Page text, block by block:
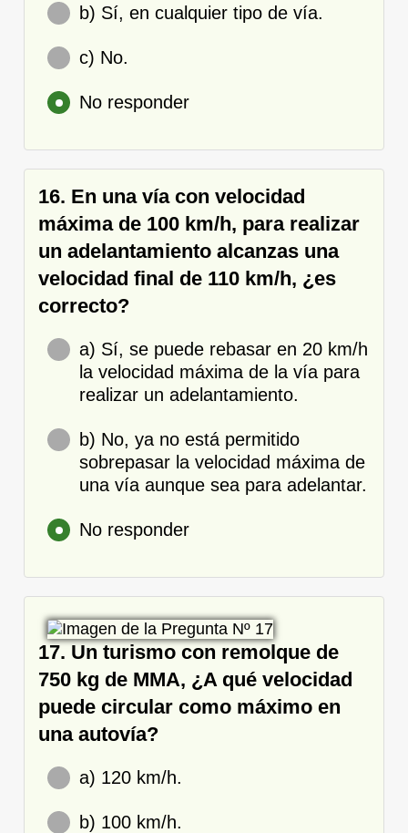
b) Sí, en cualquier tipo de vía.
c) No.
No responder
16. En una vía con velocidad
máxima de 100 km/h, para realizar
un adelantamiento alcanzas una
velocidad final de 110 km/h, ¿es
correcto?
a) Sí, se puede rebasar en 20 km/h
la velocidad máxima de la vía para
realizar un adelantamiento.
b) No, ya no está permitido
sobrepasar la velocidad máxima de
una vía aunque sea para adelantar.
No responder
17. Un turismo con remolque de
750 kg de MMA, ¿A qué velocidad
puede circular como máximo en
una autovía?
a) 120 km/h.
b) 100 km/h.